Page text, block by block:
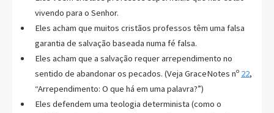
vivendo para o Senhor.
Eles acham que muitos cristãos professos têm uma falsa
garantia de salvação baseada numa fé falsa.
Eles acham que a salvação requer arrependimento no
sentido de abandonar os pecados. (Veja GraceNotes nº 22,
“Arrependimento: O que há em uma palavra?”)
Eles defendem uma teologia determinista (como o